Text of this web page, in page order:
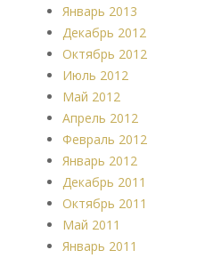
Январь 2013
Декабрь 2012
Октябрь 2012
Июль 2012
Май 2012
Апрель 2012
Февраль 2012
Январь 2012
Декабрь 2011
Октябрь 2011
Май 2011
Январь 2011